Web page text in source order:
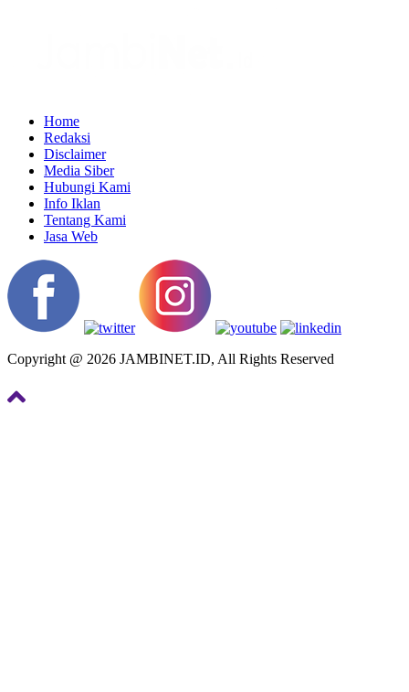
Home
Redaksi
Disclaimer
Media Siber
Hubungi Kami
Info Iklan
Tentang Kami
Jasa Web
Copyright @ 2026 JAMBINET.ID, All Rights Reserved